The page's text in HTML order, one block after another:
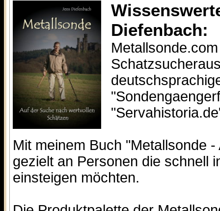
Diefenbach:
Mit meinem Buch "Metallsonde
gezielt an Personen die schnell
einsteigen möchten.